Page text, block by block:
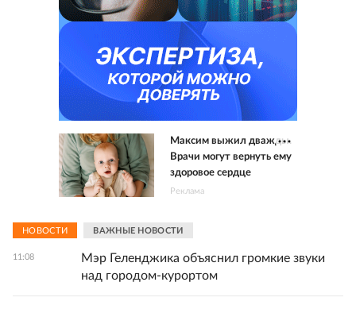
Максим выжил дважды.
Врачи могут вернуть ему
здоровое сердце
Реклама
НОВОСТИ ВАЖНЫЕ НОВОСТИ
11:08
Мэр Геленджика объяснил громкие звуки
над городом-курортом